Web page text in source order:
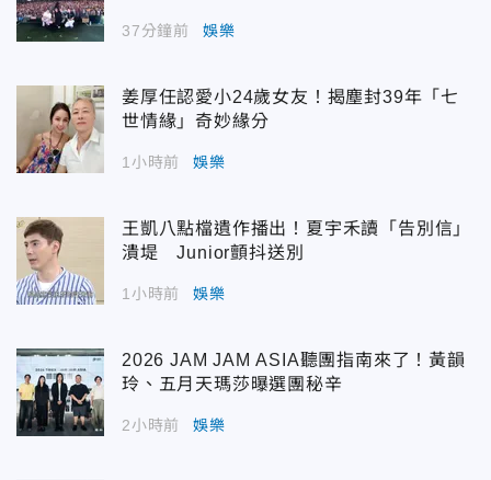
37分鐘前 娛樂
姜厚任認愛小24歲女友！揭塵封39年「七
世情緣」奇妙緣分
1小時前 娛樂
王凱八點檔遺作播出！夏宇禾讀「告別信」
潰堤 Junior顫抖送別
1小時前 娛樂
2026 JAM JAM ASIA聽團指南來了！黃韻
玲、五月天瑪莎曝選團秘辛
2小時前 娛樂